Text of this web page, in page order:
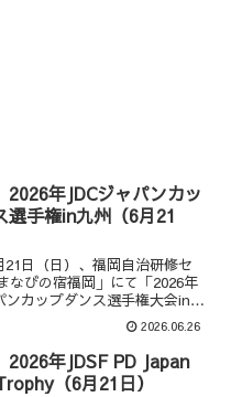
2026年JDCジャパンカッ
選手権in九州（6月21
21日（日）、福岡自治研修セ
なびの宿福岡」にて「2026年
ンカップダンス選手権大会in九
されました。ジャパンカップ
権大会in九州プロ・ボールル
1位 田中 孝康 ＆ 加藤 美智...
2026.06.26
2026年JDSF PD Japan
（6月21日）